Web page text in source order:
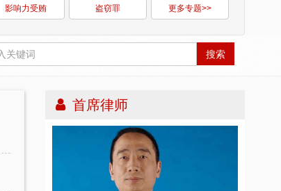
影响力受贿 盗窃罪 更多专题>>
搜索
首席律师